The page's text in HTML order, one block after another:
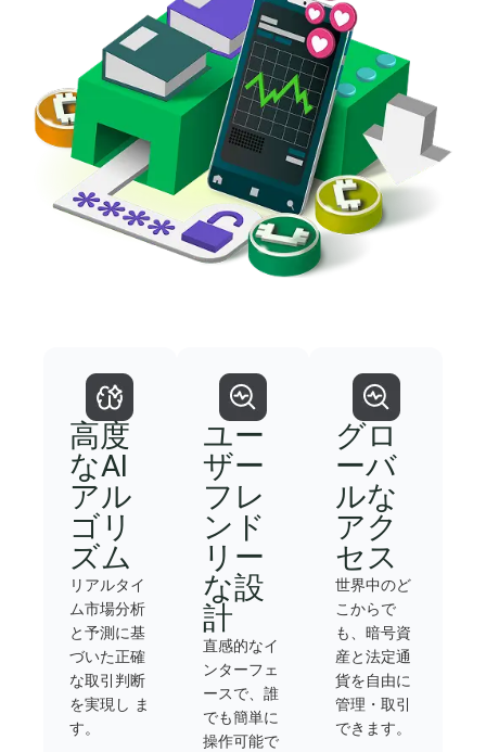
高度
なAI
アル
ゴリ
ズム
リアルタイ
ム市場分析
と予測に基
づいた正確
な取引判断
を実現し ま
す。
ユー
ザー
フレ
ンド
リー
な設
計
直感的なイ
ンターフェ
ースで、誰
でも簡単に
操作可能で
グロ
ーバ
ルな
アク
セス
世界中のど
こからで
も、暗号資
産と法定通
貨を自由に
管理・取引
できます。